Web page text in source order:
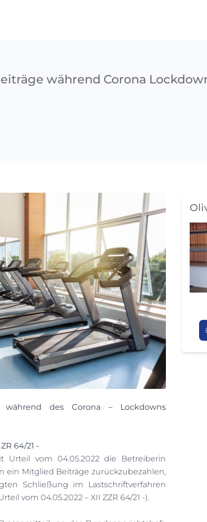
während Corona
während des Corona – Lockdowns
64/21 -
Urteil vom 04.05.2022 die Betreiberin
ein Mitglied Beiträge zurückzubezahlen,
Schließung im Lastschriftverfahren
vom 04.05.2022 – XII ZZR 64/21 -).